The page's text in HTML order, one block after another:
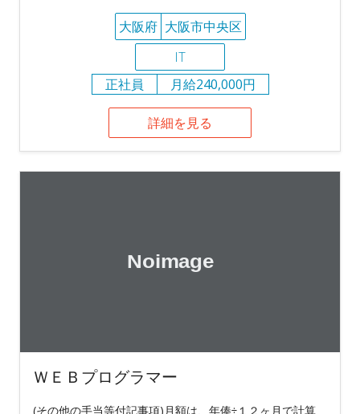
大阪府 大阪市中央区
IT
正社員
月給240,000円
詳細を見る
ＷＥＢプログラマー
(その他の手当等付記事項)月額は、年俸÷１２ヶ月で計算